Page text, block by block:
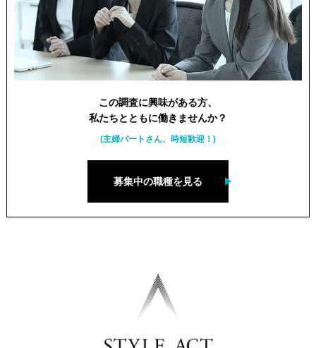
この調査に興味がある方、
私たちとともに働きませんか？
(主婦パートさん、時短歓迎！)
募集中の職種を見る